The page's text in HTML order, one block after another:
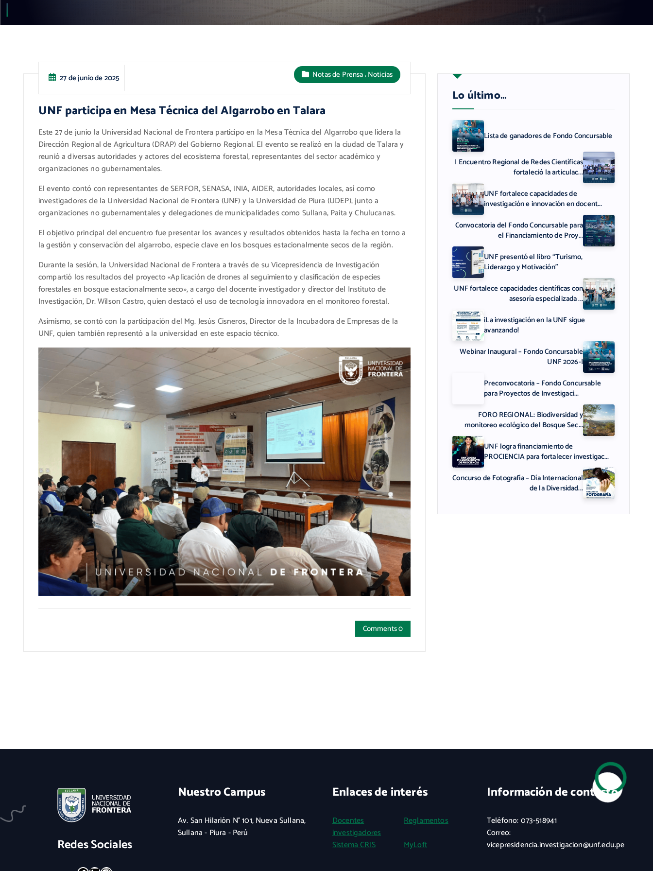
27 de junio de 2025 Notas de Prensa,Noticias
UNF participa en Mesa Técnica del Algarrobo en Talara
Este 27 de junio la Universidad Nacional de Frontera participo en la Mesa Técnica del Algarrobo que lidera la
Dirección Regional de Agricultura (DRAP) del Gobierno Regional. El evento se realizó en la ciudad de Talara y
reunió a diversas autoridades y actores del ecosistema forestal, representantes del sector académico y
organizaciones no gubernamentales.
El evento contó con representantes de SERFOR, SENASA, INIA, AIDER, autoridades locales, así como
investigadores de la Universidad Nacional de Frontera (UNF) y la Universidad de Piura (UDEP), junto a
organizaciones no gubernamentales y delegaciones de municipalidades como Sullana, Paita y Chulucanas.
El objetivo principal del encuentro fue presentar los avances y resultados obtenidos hasta la fecha en torno a
la gestión y conservación del algarrobo, especie clave en los bosques estacionalmente secos de la región.
Durante la sesión, la Universidad Nacional de Frontera a través de su Vicepresidencia de Investigación
compartió los resultados del proyecto «Aplicación de drones al seguimiento y clasificación de especies
forestales en bosque estacionalmente seco», a cargo del docente investigador y director del Instituto de
Investigación, Dr. Wilson Castro, quien destacó el uso de tecnología innovadora en el monitoreo forestal.
Asimismo, se contó con la participación del Mg. Jesús Cisneros, Director de la Incubadora de Empresas de la
UNF, quien también representó a la universidad en este espacio técnico.
Comments 0
Lo último…
Lista de ganadores de Fondo Concursable
I Encuentro Regional de Redes Científicas
fortaleció la articulac...
UNF fortalece capacidades de
investigación e innovación en docent...
Convocatoria del Fondo Concursable para
el Financiamiento de Proy...
UNF presentó el libro “Turismo,
Liderazgo y Motivación”
UNF fortalece capacidades científicas con
asesoría especializada ...
¡La investigación en la UNF sigue
avanzando!
Webinar Inaugural – Fondo Concursable
UNF 2026-I
Preconvocatoria – Fondo Concursable
para Proyectos de Investigaci...
FORO REGIONAL: Biodiversidad y
monitoreo ecológico del Bosque Sec...
UNF logra financiamiento de
PROCIENCIA para fortalecer investigac...
Concurso de Fotografía – Día Internacional
de la Diversidad...
Redes Sociales
Nuestro Campus
Av. San Hilarión N° 101, Nueva Sullana,
Sullana - Piura - Perú
Enlaces de interés
Docentes
investigadores
Reglamentos
Sistema CRIS
MyLoft
Información de contacto
Teléfono: 073-518941
Correo:
vicepresidencia.investigacion@unf.edu.pe